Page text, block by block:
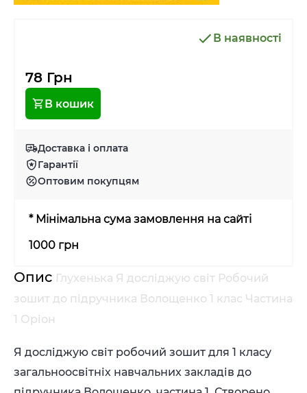
В наявності
78 Грн
В кошик
Доставка і оплата
Гарантії
Оптовим покупцям
* Мінімальна сума замовлення на сайті
1000 грн
Опис Глухенька Я досліджую світ Робочий
зошит до підручника Волощенко 1 клас Частина
1 Оріон
Я досліджую світ робочий зошит для 1 класу
загальноосвітніх навчальних закладів до